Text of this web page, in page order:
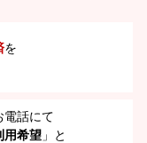
を
電話にて
用希望 」と